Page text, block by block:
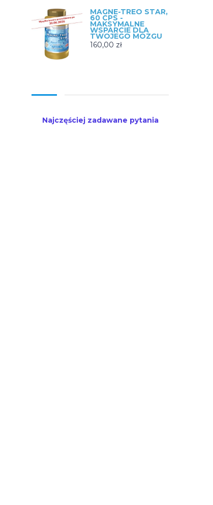
MAGNE-TREO STAR,
60 CPS -
MAKSYMALNE
WSPARCIE DLA
TWOJEGO MÓZGU
160,00 zł
Najczęściej zadawane pytania